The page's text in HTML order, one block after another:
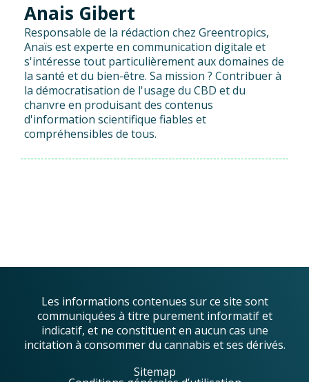
Anais Gibert
Responsable de la rédaction chez Greentropics,
Anaïs est experte en communication digitale et
s'intéresse tout particulièrement aux domaines de
la santé et du bien-être. Sa mission ? Contribuer à
la démocratisation de l'usage du CBD et du
chanvre en produisant des contenus
d'information scientifique fiables et
compréhensibles de tous.
Les informations contenues sur ce site sont
communiquées à titre purement informatif et
indicatif, et ne constituent en aucun cas une
incitation à consommer du cannabis et ses dérivés.
Sitemap